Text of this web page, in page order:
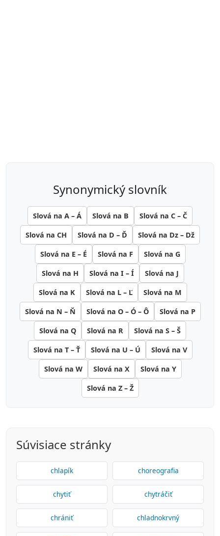
synonymický slovník
Slová na A – Á Slová na B Slová na C – Č
Slová na CH Slová na D – Ď Slová na Dz – Dž
Slová na E – É Slová na F Slová na G
Slová na H Slová na I – Í Slová na J
Slová na K Slová na L – Ľ Slová na M
Slová na N – Ň Slová na O – Ó – Ô Slová na P
Slová na Q Slová na R Slová na S – Š
Slová na T – Ť Slová na U – Ú Slová na V
Slová na W Slová na X Slová na Y
Slová na Z – Ž
Súvisiace stránky
chlapík choreografia
chytiť chytráčiť
chrániť chladnokrvný